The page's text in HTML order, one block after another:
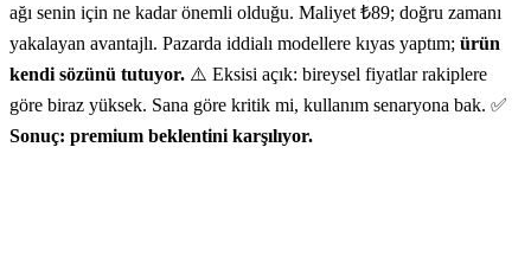
ağı senin için ne kadar önemli olduğu. Maliyet ₺89; doğru zamanı
yakalayan avantajlı. Pazarda iddialı modellere kıyas yaptım; ürün
kendi sözünü tutuyor. ⚠️ Eksisi açık: bireysel fiyatlar rakiplere
göre biraz yüksek. Sana göre kritik mi, kullanım senaryona bak. ✅
Sonuç: premium beklentini karşılıyor.